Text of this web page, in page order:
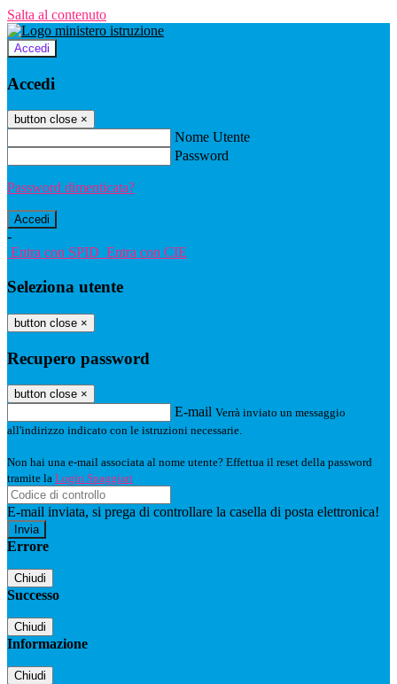
Salta al contenuto
Accedi
Accedi
button close ×
Nome Utente
Password
Password dimenticata?
-
Entra con SPID Entra con CIE
Seleziona utente
button close ×
Recupero password
button close ×
E-mail Verrà inviato un messaggio
all'indirizzo indicato con le istruzioni necessarie.
Non hai una e-mail associata al nome utente? Effettua il reset della password
tramite la Login Spaggiari
E-mail inviata, si prega di controllare la casella di posta elettronica!
Errore
Chiudi
Successo
Chiudi
Informazione
Chiudi